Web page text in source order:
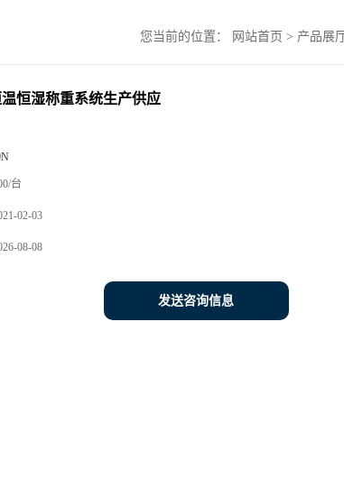
您当前的位置： 网站首页 > 产品展
恒湿称重系统生产供应
台
02-03
08-08
发送咨询信息